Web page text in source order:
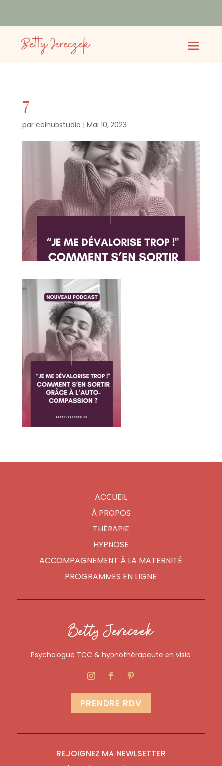
7
par celhubstudio | Mai 10, 2023
ACCUEIL
À PROPOS
THÉRAPIE
HYPNOSE
ACCOMPAGNEMENT À LA MATERNITÉ
PROGRAMMES EN LIGNE
Betty Jereczek
Psychologue TCC & hypnothérapeute en visio
PRENDRE RDV
REJOIGNEZ MA NEWLSETTER